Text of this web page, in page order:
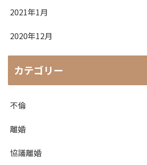
2021年1月
2020年12月
カテゴリー
不倫
離婚
協議離婚